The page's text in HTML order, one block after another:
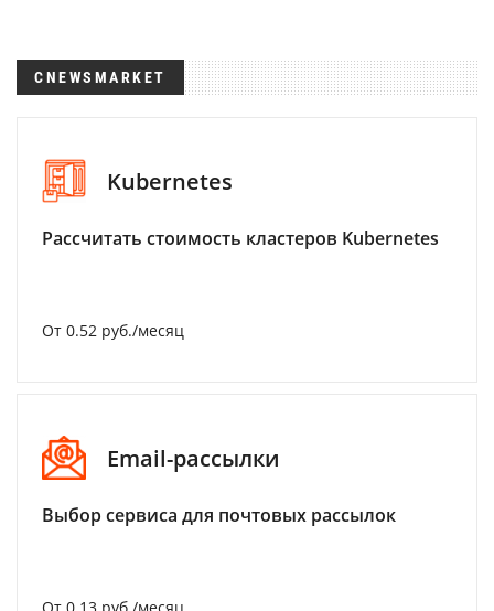
CNEWSMARKET
Kubernetes
Рассчитать стоимость кластеров Kubernetes
От 0.52 руб./месяц
Email-рассылки
Выбор сервиса для почтовых рассылок